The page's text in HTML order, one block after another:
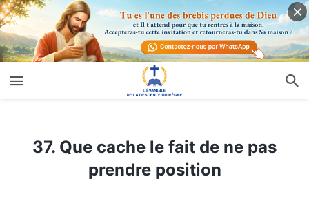
37. Que cache le fait de ne pas prendre position
37. Que cache le fait de ne pas
prendre position